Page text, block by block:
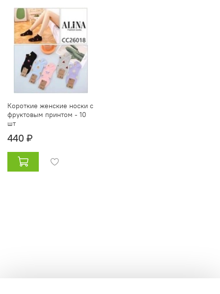
Короткие женские носки с
фруктовым принтом - 10
шт
440 ₽